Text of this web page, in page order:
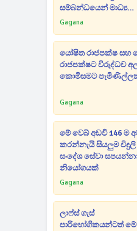
සම්බන්ධයෙන් මාධ්‍ය
ආයතනවලටත්
Gagana
යෝෂිත රාජපක්ෂ සහ
රාජපක්ෂට විරුද්ධව
කොමිසමට
Gagana
මේ වෙබ් අඩවි 146 ම
කරන්නැයි සියලුම විදුලි
සංදේශ සේවා
නියෝගයක්
Gagana
ලාෆ්ස් ගැස්
පාරිභෝගිකයන්ටත් මේ